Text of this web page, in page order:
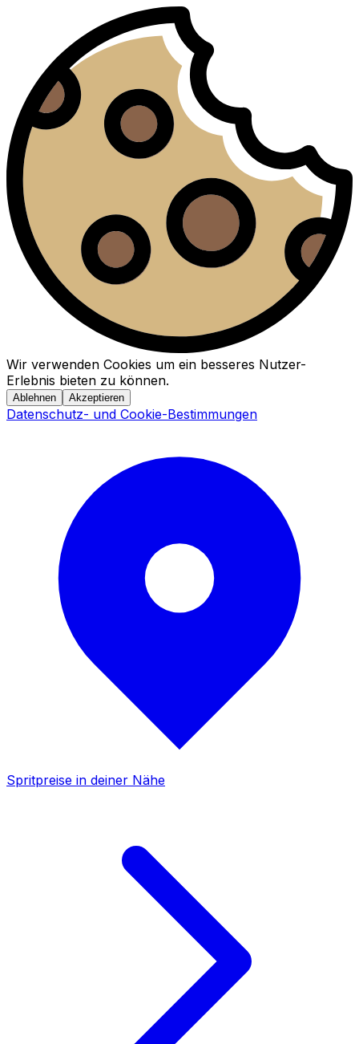
Wir verwenden Cookies um ein besseres Nutzer-
Erlebnis bieten zu können.
Ablehnen Akzeptieren
Datenschutz- und Cookie-Bestimmungen
Spritpreise in deiner Nähe